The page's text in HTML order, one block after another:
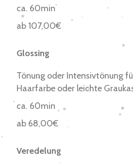
ca. 60min
ab 107,00€
Glossing
Tönung oder Intensivtönung
Haarfarbe oder leichte
ca. 60min
ab 68,00€
Veredelung